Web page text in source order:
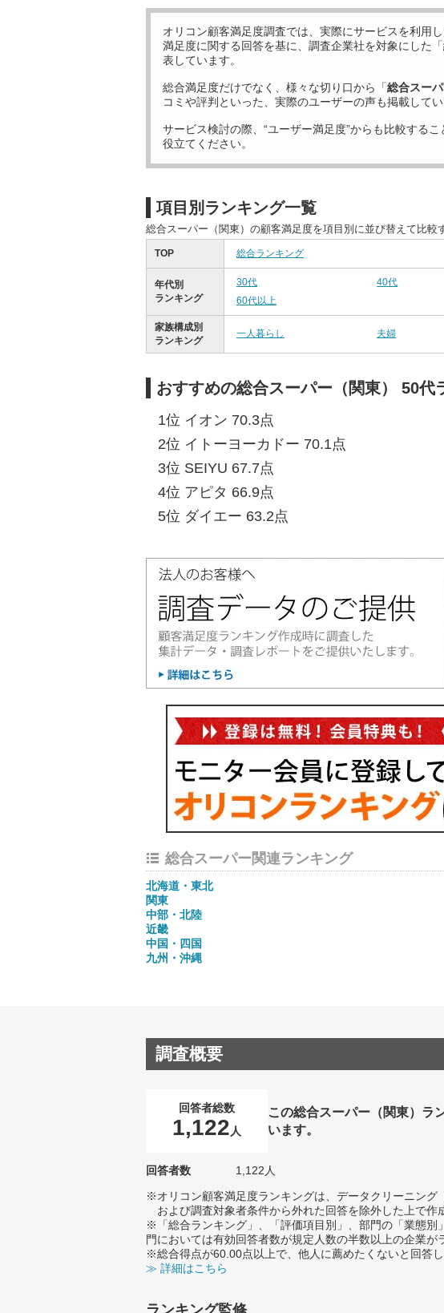
オリコン顧客満足度調査では、実際にサービスを利用し
満足度に関する回答を基に、調査企業社を対象にした「
表しています。
総合満足度だけでなく、様々な切り口から「総合スーパ
コミや評判といった、実際のユーザーの声も掲載してい
サービス検討の際、“ユーザー満足度”からも比較するこ
役立てください。
項目別ランキング一覧
総合スーパー（関東）の顧客満足度を項目別に並び替えて比較
TOP 総合ランキング
年代別
ランキング
30代 40代
60代以上
家族構成別
ランキング
一人暮らし 夫婦
おすすめの総合スーパー（関東） 50代
1位 イオン 70.3点
2位 イトーヨーカドー 70.1点
3位 SEIYU 67.7点
4位 アピタ 66.9点
5位 ダイエー 63.2点
総合スーパー関連ランキング
北海道・東北
関東
中部・北陸
近畿
中国・四国
九州・沖縄
調査概要
回答者総数
1,122 人
この総合スーパー（関東）ラ
います。
回答者数 1,122人
※オリコン顧客満足度ランキングは、データクリーニング
および調査対象者条件から外れた回答を除外した上で作
※「総合ランキング」、「評価項目別」、部門の「業態
門においては有効回答者数が規定人数の半数以上の企業が
※総合得点が60.00点以上で、他人に薦めたくないと回答
≫ 詳細はこちら
ランキング監修